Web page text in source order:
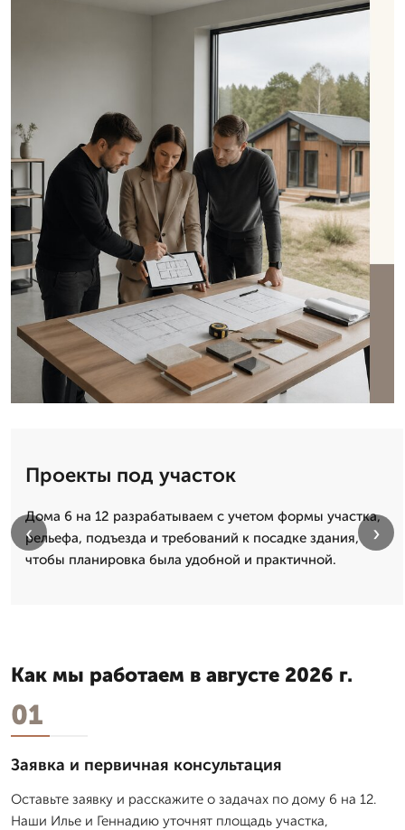
Проекты под участок
Дома 6 на 12 разрабатываем с учетом формы участка,
рельефа, подъезда и требований к посадке здания,
чтобы планировка была удобной и практичной.
‹ ›
Как мы работаем в августе 2026 г.
01
Заявка и первичная консультация
Оставьте заявку и расскажите о задачах по дому 6 на 12.
Наши Илье и Геннадию уточнят площадь участка,